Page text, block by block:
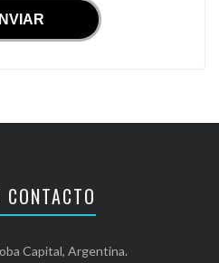
Capital, Argentina.